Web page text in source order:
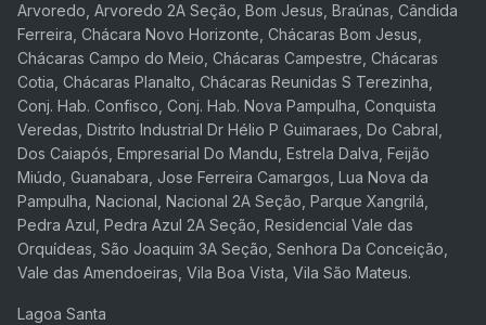
Arvoredo, Arvoredo 2A Seção, Bom Jesus, Braúnas, Cândida
Ferreira, Chácara Novo Horizonte, Chácaras Bom Jesus,
Chácaras Campo do Meio, Chácaras Campestre, Chácaras
Cotia, Chácaras Planalto, Chácaras Reunidas S Terezinha,
Conj. Hab. Confisco, Conj. Hab. Nova Pampulha, Conquista
Veredas, Distrito Industrial Dr Hélio P Guimaraes, Do Cabral,
Dos Caiapós, Empresarial Do Mandu, Estrela Dalva, Feijão
Miúdo, Guanabara, Jose Ferreira Camargos, Lua Nova da
Pampulha, Nacional, Nacional 2A Seção, Parque Xangrilá,
Pedra Azul, Pedra Azul 2A Seção, Residencial Vale das
Orquídeas, São Joaquim 3A Seção, Senhora Da Conceição,
Vale das Amendoeiras, Vila Boa Vista, Vila São Mateus.
Lagoa Santa